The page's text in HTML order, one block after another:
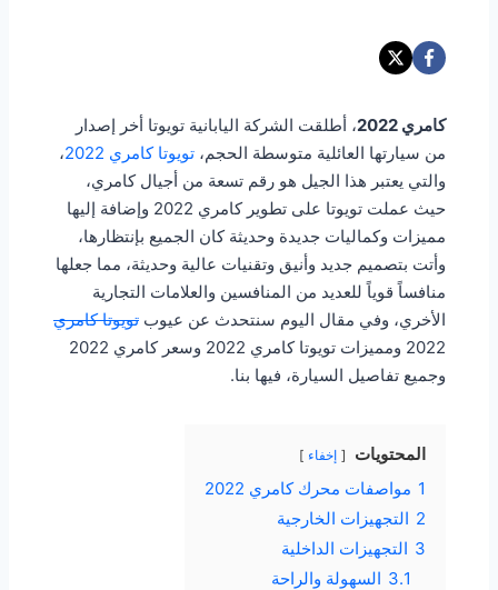
كامري 2022
، أطلقت الشركة اليابانية تويوتا أخر إصدار
من سيارتها العائلية متوسطة الحجم، تويوتا كامري 2022
،
والتي يعتبر هذا الجيل هو رقم تسعة من أجيال كامري،
حيث عملت تويوتا على تطوير كامري 2022 وإضافة إليها
مميزات وكماليات جديدة وحديثة كان الجميع بإنتظارها،
وأتت بتصميم جديد وأنيق وتقنيات عالية وحديثة، مما جعلها
منافساً قوياً للعديد من المنافسين والعلامات التجارية
الأخري، وفي مقال اليوم سنتحدث عن عيوب تويوتا كامري
2022 ومميزات تويوتا كامري 2022 وسعر كامري 2022
وجميع تفاصيل السيارة، فيها بنا.
المحتويات إخفاء
1 مواصفات محرك كامري 2022
2 التجهيزات الخارجية
3 التجهيزات الداخلية
3.1 السهولة والراحة